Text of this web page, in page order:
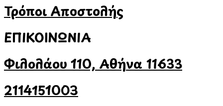
Τρόποι Αποστολής
ΕΠΙΚΟΙΝΩΝΙΑ
Φιλολάου 110, Αθήνα 11633
2114151003